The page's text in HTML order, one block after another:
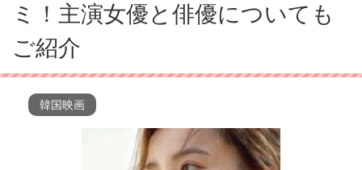
ミ！主演女優と俳優についても
ご紹介
韓国映画